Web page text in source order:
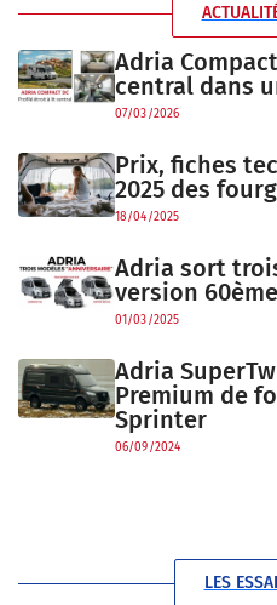
Adria
central dans
07/03/2026
Prix, fiches
2025 des
18/04/2025
Adria sort
version
01/03/2025
Adria
Premium de
Sprinter
06/09/2024
LES